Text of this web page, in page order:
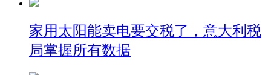
家用太阳能卖电要交税了，意大利税
局掌握所有数据